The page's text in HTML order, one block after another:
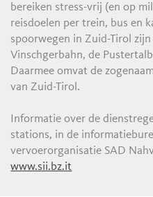
bereiken stress-vrij (en op
reisdoelen per trein, bus en
spoorwegen in Zuid-Tirol
Vinschgerbahn, de
Daarmee omvat de
van Zuid-Tirol.
Informatie over de
stations, in de
vervoerorganisatie SAD
www.sii.bz.it